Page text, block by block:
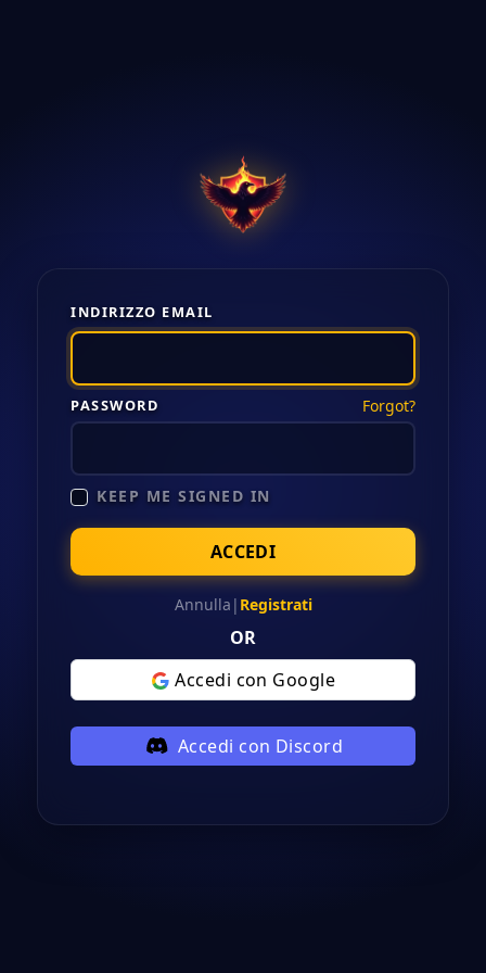
INDIRIZZO EMAIL
PASSWORD Forgot?
KEEP ME SIGNED IN
ACCEDI
Annulla | Registrati
OR
Accedi con Google
Accedi con Discord